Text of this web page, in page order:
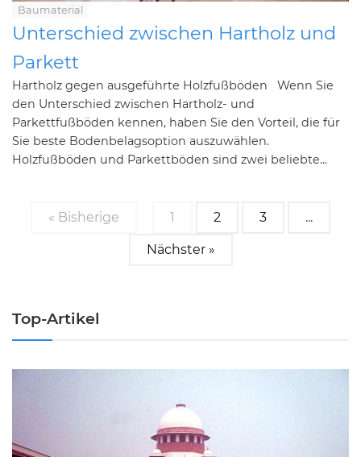
Baumaterial
Unterschied zwischen Hartholz und
Parkett
Hartholz gegen ausgeführte Holzfußböden Wenn Sie
den Unterschied zwischen Hartholz- und
Parkettfußböden kennen, haben Sie den Vorteil, die für
Sie beste Bodenbelagsoption auszuwählen.
Holzfußböden und Parkettböden sind zwei beliebte...
« Bisherige 1 2 3 ...
Nächster »
Top-Artikel